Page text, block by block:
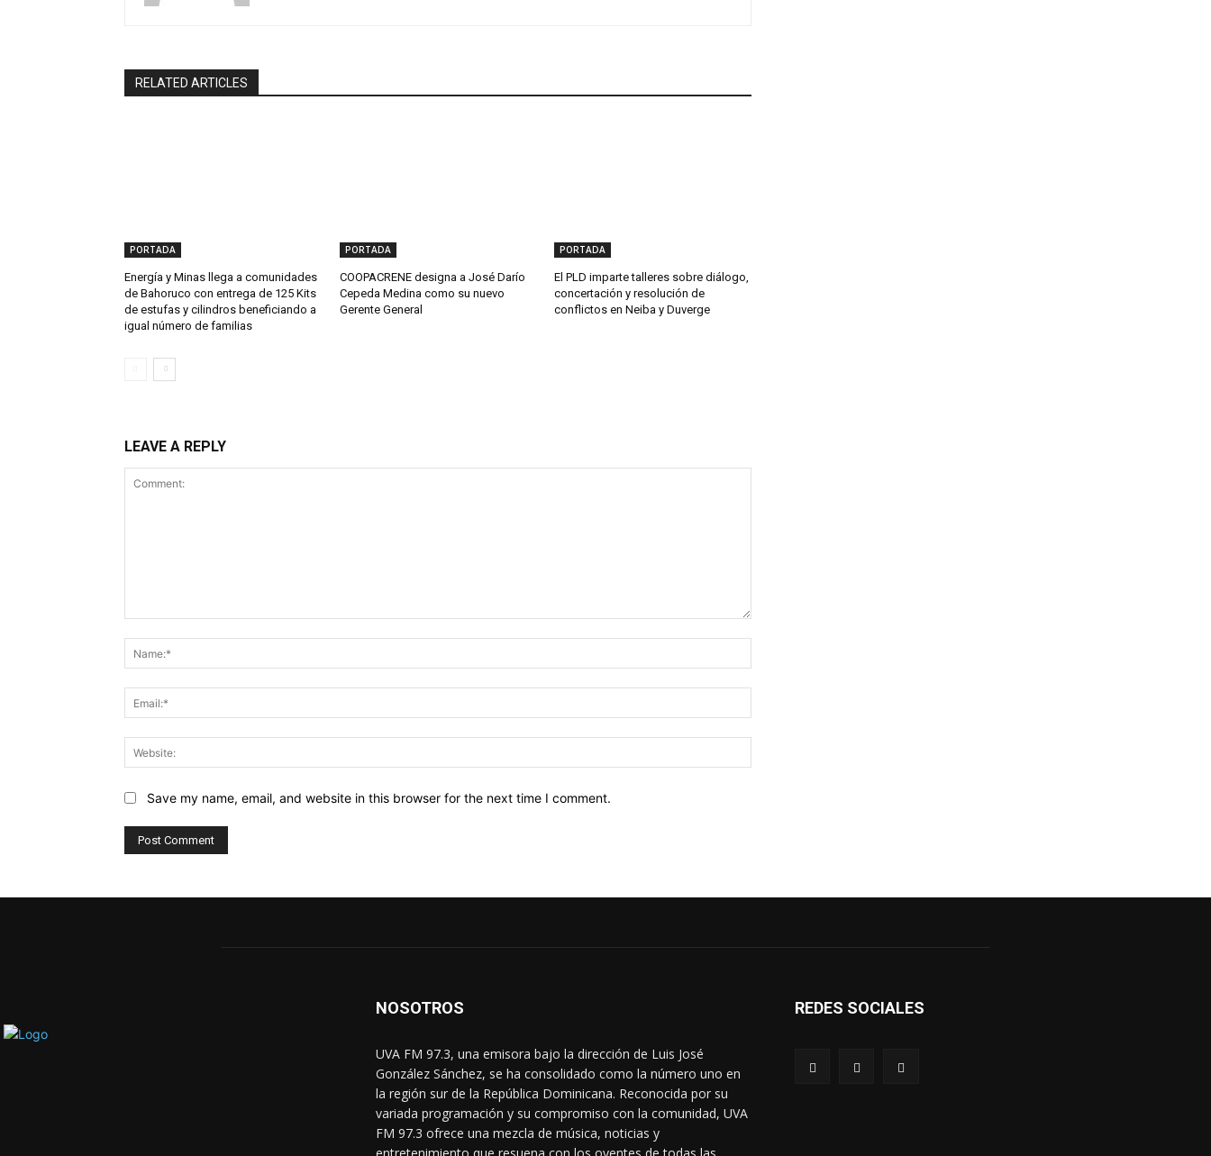
RELATED ARTICLES
PORTADA
Energía y Minas llega a comunidades
de Bahoruco con entrega de 125 Kits
de estufas y cilindros beneficiando a
igual número de familias
PORTADA
COOPACRENE designa a José Darío
Cepeda Medina como su nuevo
Gerente General
PORTADA
El PLD imparte talleres sobre diálogo,
concertación y resolución de
conflictos en Neiba y Duverge
LEAVE A REPLY
Save my name, email, and website in this browser for the next time I comment.
NOSOTROS
UVA FM 97.3, una emisora bajo la dirección de Luis José
González Sánchez, se ha consolidado como la número uno en
la región sur de la República Dominicana. Reconocida por su
variada programación y su compromiso con la comunidad, UVA
FM 97.3 ofrece una mezcla de música, noticias y
REDES SOCIALES